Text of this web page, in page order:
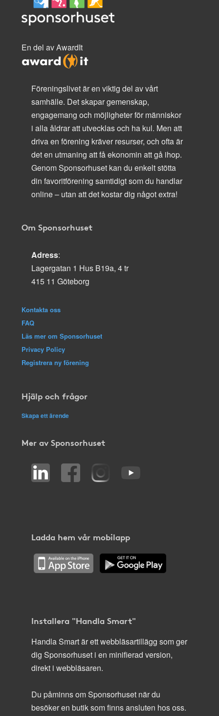
En del av AwardIt
Föreningslivet är en viktig del av vårt
samhälle. Det skapar gemenskap,
engagemang och möjligheter för människor
i alla åldrar att utvecklas och ha kul. Men att
driva en förening kräver resurser, och ofta är
det en utmaning att få ekonomin att gå ihop.
Genom Sponsorhuset kan du enkelt stötta
din favoritförening samtidigt som du handlar
online – utan att det kostar dig något extra!
Om Sponsorhuset
Adress:
Lagergatan 1 Hus B19a, 4 tr
415 11 Göteborg
Kontakta oss
FAQ
Läs mer om Sponsorhuset
Privacy Policy
Registrera ny förening
Hjälp och frågor
Skapa ett ärende
Mer av Sponsorhuset
Ladda hem vår mobilapp
Installera "Handla Smart"
Handla Smart är ett webbläsartillägg som ger
dig Sponsorhuset i en minifierad version,
direkt i webbläsaren.
Du påminns om Sponsorhuset när du
besöker en butik som finns ansluten hos oss.